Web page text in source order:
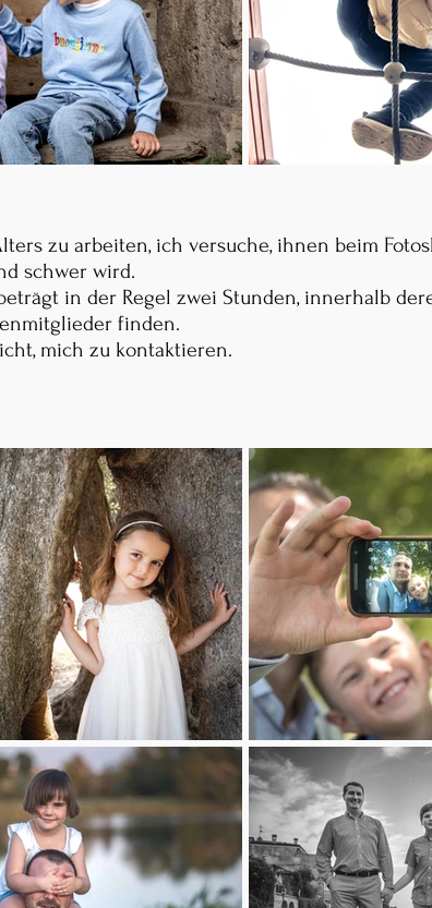
zu arbeiten, ich versuche, ihnen beim
schwer wird.
in der Regel zwei Stunden, innerhalb
finden.
mich zu kontaktieren.